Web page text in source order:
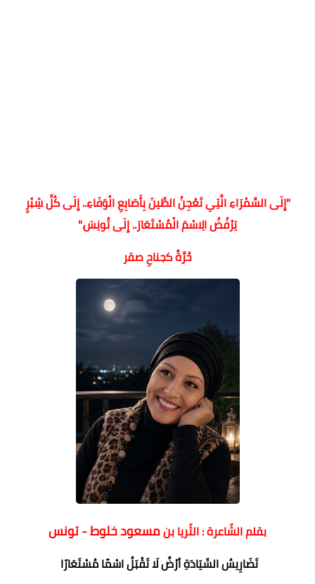
"إِلَى السَّمْرَاءِ الَّتِي تَعْجِنُ الطِّينَ بِأَصَابِعِ الْوَفَاءِ.. إِلَى كُلِّ شِبْرٍ
يَرْفُضُ الِاسْمَ الْمُسْتَعَارَ.. إِلَى تُونِسَ."
حُرَّةٌ كجناحِ صقر
بقلم الشّاعرة : الثّريا بنمسعود خلوط - تونس
تَضَارِيسُ السِّيَادَةِ أرْضٌ لَا تَقْبَلُ اسْمًا مُسْتَعَارًا